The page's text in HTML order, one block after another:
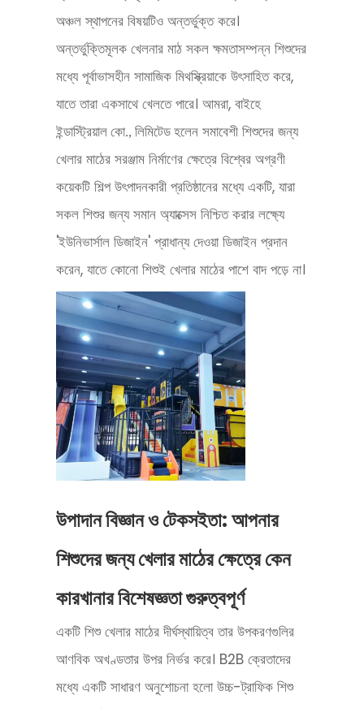
অঞ্চল স্থাপনের বিষয়টিও অন্তর্ভুক্ত করে।
অন্তর্ভুক্তিমূলক খেলনার মাঠ সকল ক্ষমতাসম্পন্ন শিশুদের
মধ্যে পূর্বাভাসহীন সামাজিক মিথস্ক্রিয়াকে উৎসাহিত করে,
যাতে তারা একসাথে খেলতে পারে। আমরা, বাইহে
ইন্ডাস্ট্রিয়াল কো., লিমিটেড হলেন সমাবেশী শিশুদের জন্য
খেলার মাঠের সরঞ্জাম নির্মাণের ক্ষেত্রে বিশ্বের অগ্রণী
কয়েকটি শিল্প উৎপাদনকারী প্রতিষ্ঠানের মধ্যে একটি, যারা
সকল শিশুর জন্য সমান অ্যাক্সেস নিশ্চিত করার লক্ষ্যে
'ইউনিভার্সাল ডিজাইন' প্রাধান্য দেওয়া ডিজাইন প্রদান
করেন, যাতে কোনো শিশুই খেলার মাঠের পাশে বাদ পড়ে না।
উপাদান বিজ্ঞান ও টেকসইতা: আপনার
শিশুদের জন্য খেলার মাঠের ক্ষেত্রে কেন
কারখানার বিশেষজ্ঞতা গুরুত্বপূর্ণ
একটি শিশু খেলার মাঠের দীর্ঘস্থায়িত্ব তার উপকরণগুলির
আণবিক অখণ্ডতার উপর নির্ভর করে। B2B ক্রেতাদের
মধ্যে একটি সাধারণ অনুশোচনা হলো উচ্চ-ট্রাফিক শিশু